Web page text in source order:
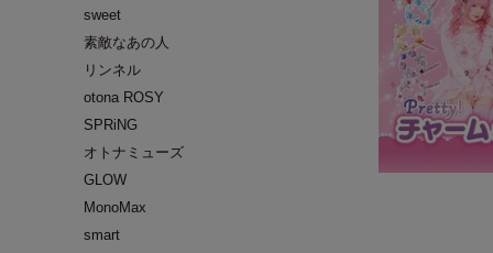
sweet
素敵なあの人
リンネル
otona ROSY
SPRiNG
オトナミューズ
GLOW
MonoMax
smart